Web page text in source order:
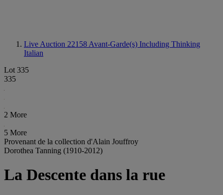
Live Auction 22158 Avant-Garde(s) Including Thinking
Italian
Lot 335
335
2 More
5 More
Provenant de la collection d'Alain Jouffroy
Dorothea Tanning (1910-2012)
La Descente dans la rue